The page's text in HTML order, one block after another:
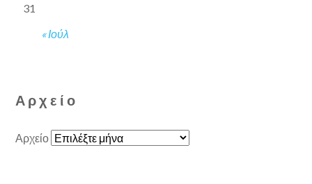
« Ιούλ
31
Αρχείο
Αρχείο